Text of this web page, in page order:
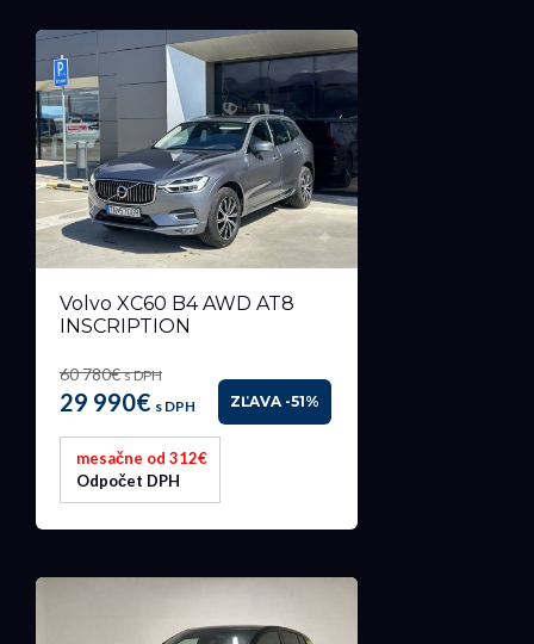
Volvo XC60 B4 AWD AT8
INSCRIPTION
60 780€s DPH
29 990€ s DPH ZĽAVA -51%
mesačne od 312€
Odpočet DPH